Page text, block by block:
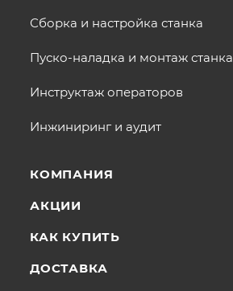
Сборка и настройка станка
Пуско-наладка и монтаж станка
Инструктаж операторов
Инжиниринг и аудит
КОМПАНИЯ
АКЦИИ
КАК КУПИТЬ
ДОСТАВКА